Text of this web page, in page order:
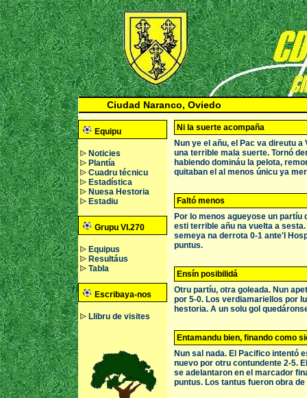
Ciudad Naranco, Oviedo
Equipu
Noticies
Plantía
Cuadru técnicu
Estadística
Nuesa Hestoria
Estadiu
Grupu VI.270
Equipus
Resultáus
Tabla
Escribaya-nos
Llibru de visites
Ni la suerte acompaña
Nun ye el añu, el Pac va direutu
una terrible mala suerte. Tornó
habiendo domináu la pelota,
quitaban el al menos únicu ya
Faltó menos
Por lo menos agueyose un
esti terrible añu na vuelta a
semeya na derrota 0-1 ante'l
puntus.
Ensín posibilidá
Otru partíu, otra goleada. Nun
por 5-0. Los verdiamariellos por
hestoria. A un solu gol
Entamandu bien, finando como
Nun sal nada. El Pacifico intentó
nuevo por otru contundente 2-5.
se adelantaron en el marcador
puntus. Los tantus fueron obra